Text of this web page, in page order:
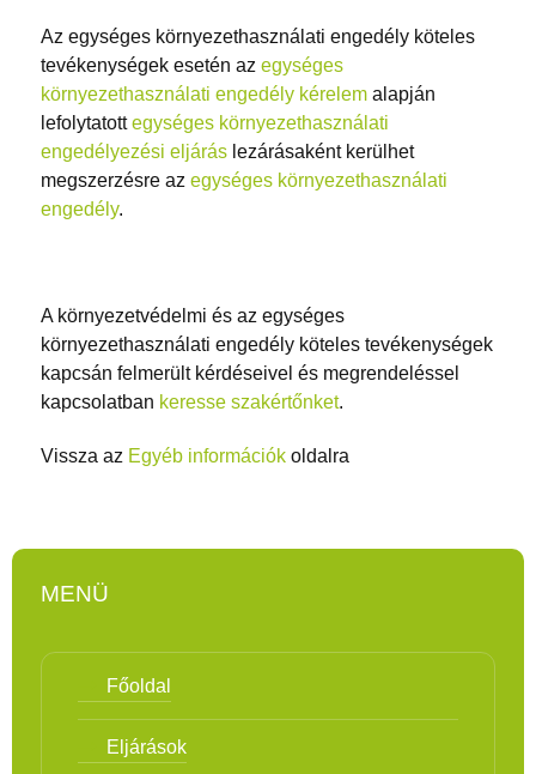
Az egységes környezethasználati engedély köteles
tevékenységek esetén az egységes
környezethasználati engedély kérelem alapján
lefolytatottegységes környezethasználati
engedélyezési eljárás lezárásaként kerülhet
megszerzésre az egységes környezethasználati
engedély.
A környezetvédelmi és az egységes
környezethasználati engedély köteles tevékenységek
kapcsán felmerült kérdéseivel és megrendeléssel
kapcsolatban keresse szakértőnket.
Vissza az Egyéb információk oldalra
MENÜ
Főoldal
Eljárások